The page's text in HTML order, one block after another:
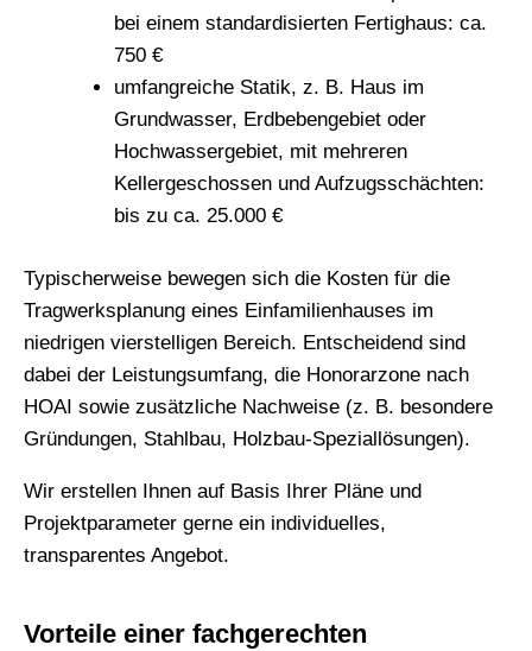
bei einem standardisierten Fertighaus: ca.
750 €
umfangreiche Statik, z. B. Haus im
Grundwasser, Erdbebengebiet oder
Hochwassergebiet, mit mehreren
Kellergeschossen und Aufzugsschächten:
bis zu ca. 25.000 €
Typischerweise bewegen sich die Kosten für die
Tragwerksplanung eines Einfamilienhauses im
niedrigen vierstelligen Bereich. Entscheidend sind
dabei der Leistungsumfang, die Honorarzone nach
HOAI sowie zusätzliche Nachweise (z. B. besondere
Gründungen, Stahlbau, Holzbau-Speziallösungen).
Wir erstellen Ihnen auf Basis Ihrer Pläne und
Projektparameter gerne ein individuelles,
transparentes Angebot.
Vorteile einer fachgerechten